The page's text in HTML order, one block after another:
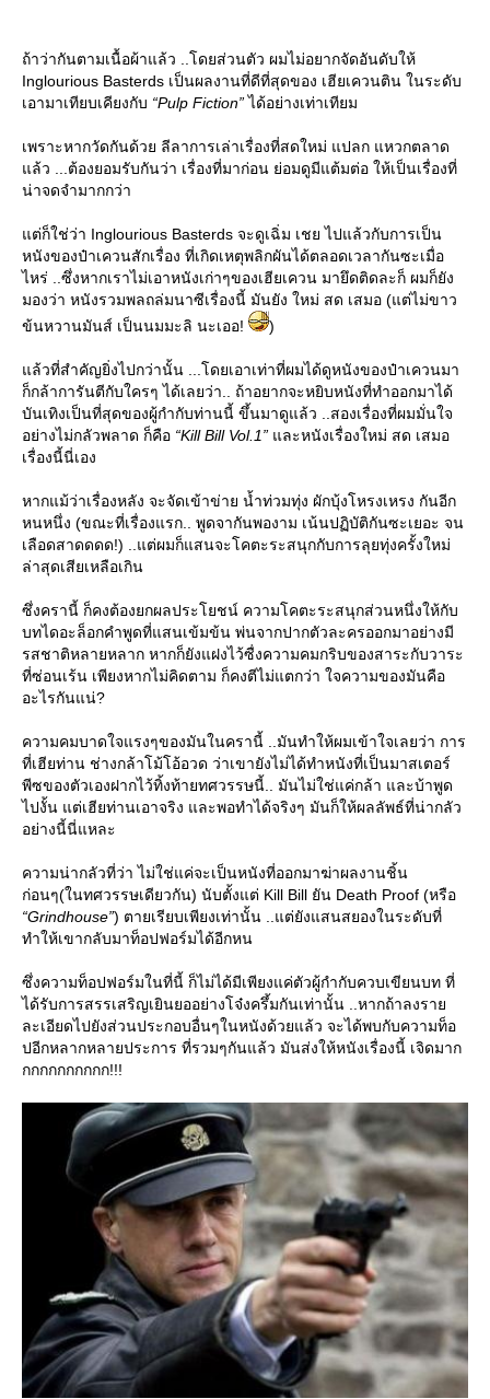
ถ้าว่ากันตามเนื้อผ้าแล้ว ..โดยส่วนตัว ผมไม่อยากจัดอันดับให้
Inglourious Basterds เป็นผลงานที่ดีที่สุดของ เฮียเควนติน ในระดับ
เอามาเทียบเคียงกับ “Pulp Fiction”ได้อย่างเท่าเทียม
เพราะหากวัดกันด้วย ลีลาการเล่าเรื่องที่สดใหม่ แปลก แหวกตลาด
ล้ว ...ต้องยอมรับกันว่า เรื่องที่มาก่อน ย่อมดูมีแต้มต่อ ให้เป็นเรื่องที่
น่าจดจำมากกว่า
ต่ก็ใช่ว่า Inglourious Basterds จะดูเฉิ่ม เชย ไปแล้วกับการเป็น
หนังของป๋าเควนสักเรื่อง ที่เกิดเหตุพลิกผันได้ตลอดเวลากันซะเมื่อ
ไหร่ ..ซึ่งหากเราไม่เอาหนังเก่าๆของเฮียเควน มายึดติดละก็ ผมก็ยัง
มองว่า หนังรวมพลถล่มนาซีเรื่องนี้ มันยัง ใหม่ สด เสมอ (แต่ไม่ขาว
ข้นหวานมันส์ เป็นนมมะลิ นะเออ!
)
ล้วที่สำคัญยิ่งไปกว่านั้น ...โดยเอาเท่าที่ผมได้ดูหนังของป๋าเควนมา
ก็กล้าการันตีกับใครๆ ได้เลยว่า.. ถ้าอยากจะหยิบหนังที่ทำออกมาได้
บันเทิงเป็นที่สุดของผู้กำกับท่านนี้ ขึ้นมาดูแล้ว ..สองเรื่องที่ผมมั่นใจ
อย่างไม่กลัวพลาด ก็คือ “Kill Bill Vol.1” ละหนังเรื่องใหม่ สด เสมอ
เรื่องนี้นี่เอง
หากแม้ว่าเรื่องหลัง จะจัดเข้าข่าย น้ำท่วมทุ่ง ผักบุ้งโหรงเหรง กันอีก
หนหนึ่ง (ขณะที่เรื่องแรก.. พูดจากันพองาม เน้นปฏิบัติกันซะเยอะ จน
เลือดสาดดดด!) ..แต่ผมก็แสนจะโคตะระสนุกกับการลุยทุ่งครั้งใหม่
ล่าสุดเสียเหลือเกิน
ซึ่งครานี้ ก็คงต้องยกผลประโยชน์ ความโคตะระสนุกส่วนหนึ่งให้กับ
บทไดอะล็อกคำพูดที่แสนเข้มข้น พ่นจากปากตัวละครออกมาอย่างมี
รสชาติหลายหลาก หากก็ยังแฝงไว้ซื่งความคมกริบของสาระกับวาระ
ที่ซ่อนเร้น เพียงหากไม่คิดตาม ก็คงตีไม่แตกว่า ใจความของมันคือ
อะไรกันแน่?
ความคมบาดใจแรงๆของมันในครานี้ ..มันทำให้ผมเข้าใจเลยว่า การ
ที่เฮียท่าน ช่างกล้าโม้โอ้อวด ว่าเขายังไม่ได้ทำหนังที่เป็นมาสเตอร์
พีซของตัวเองฝากไว้ทิ้งท้ายทศวรรษนี้.. มันไม่ใช่แค่กล้า และบ้าพูด
ไปงั้น แต่เฮียท่านเอาจริง และพอทำได้จริงๆ มันก็ให้ผลลัพธ์ที่น่ากลัว
อย่างนี้นี่แหละ
ความน่ากลัวที่ว่า ไม่ใช่แค่จะเป็นหนังที่ออกมาฆ่าผลงานชิ้น
ก่อนๆ(ในทศวรรษเดียวกัน) นับตั้งแต่ Kill Bill ยัน Death Proof (หรือ
“Grindhouse”) ตายเรียบเพียงเท่านั้น ..แต่ยังแสนสยองในระดับที่
ทำให้เขากลับมาท็อปฟอร์มได้อีกหน
ซึ่งความท็อปฟอร์มในที่นี้ ก็ไม่ได้มีเพียงแค่ตัวผู้กำกับควบเขียนบท ที่
ได้รับการสรรเสริญเยินยออย่างโจ๋งครึ้มกันเท่านั้น ..หากถ้าลงรา
ละเอียดไปยังส่วนประกอบอื่นๆในหนังด้วยแล้ว จะได้พบกับความท็อ
ปอีกหลากหลายประการ ที่รวมๆกันแล้ว มันส่งให้หนังเรื่องนี้ เจิดมาก
กกกกกกกกกก!!!